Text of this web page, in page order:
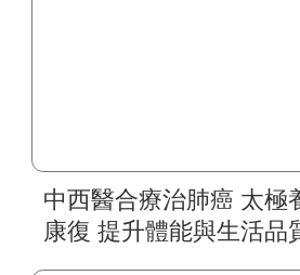
中西醫合療治肺癌 太極
康復 提升體能與生活品